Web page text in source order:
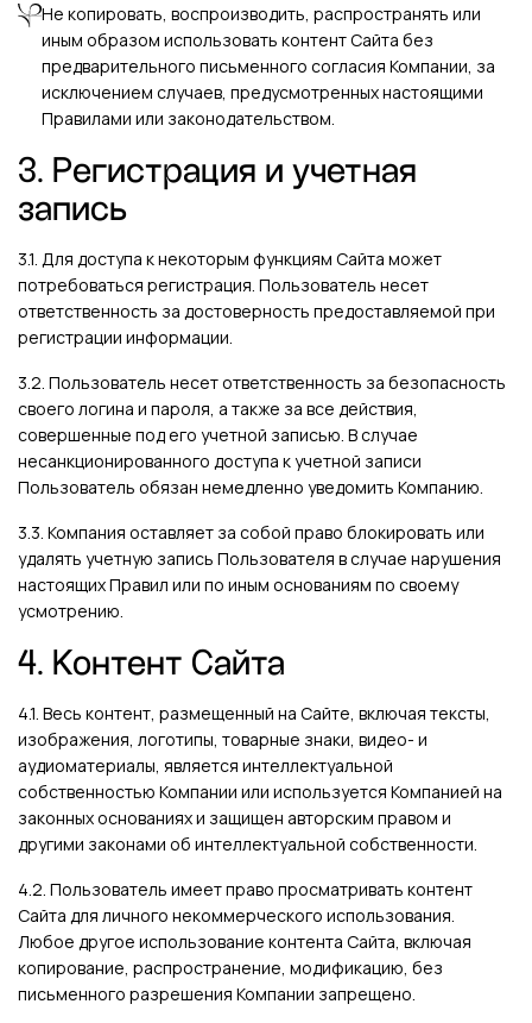
Не копировать, воспроизводить, распространять или
иным образом использовать контент Сайта без
предварительного письменного согласия Компании, за
исключением случаев, предусмотренных настоящими
Правилами или законодательством.
3. Регистрация и учетная
запись
3.1. Для доступа к некоторым функциям Сайта может
потребоваться регистрация. Пользователь несет
ответственность за достоверность предоставляемой при
регистрации информации.
3.2. Пользователь несет ответственность за безопасность
своего логина и пароля, а также за все действия,
совершенные под его учетной записью. В случае
несанкционированного доступа к учетной записи
Пользователь обязан немедленно уведомить Компанию.
3.3. Компания оставляет за собой право блокировать или
удалять учетную запись Пользователя в случае нарушения
настоящих Правил или по иным основаниям по своему
усмотрению.
4. Контент Сайта
4.1. Весь контент, размещенный на Сайте, включая тексты,
изображения, логотипы, товарные знаки, видео- и
аудиоматериалы, является интеллектуальной
собственностью Компании или используется Компанией на
законных основаниях и защищен авторским правом и
другими законами об интеллектуальной собственности.
4.2. Пользователь имеет право просматривать контент
Сайта для личного некоммерческого использования.
Любое другое использование контента Сайта, включая
копирование, распространение, модификацию, без
письменного разрешения Компании запрещено.